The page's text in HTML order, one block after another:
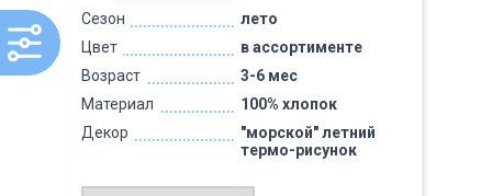
Сезон
лето
Цвет
в ассортименте
Возраст
3-6 мес
Материал
100% хлопок
Декор
"морской" летний
термо-рисунок